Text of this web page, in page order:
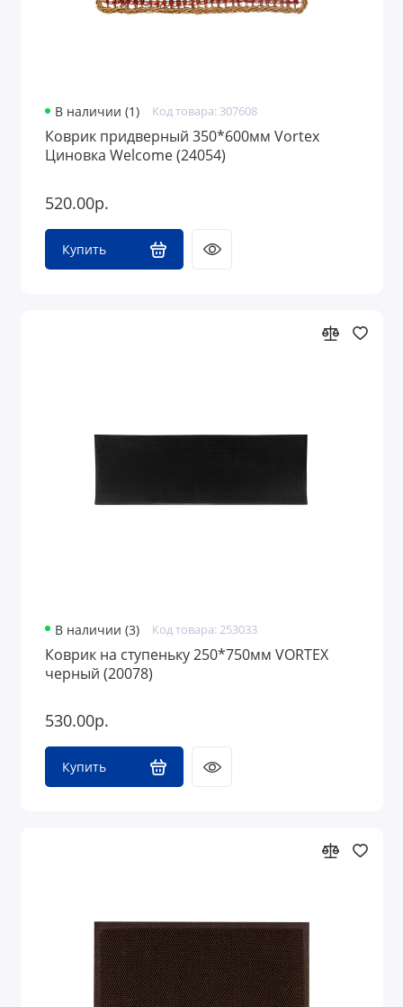
В наличии (1) Код товара: 307608
Коврик придверный 350*600мм Vortex
Циновка Welcome (24054)
520.00р.
Купить
В наличии (3) Код товара: 253033
Коврик на ступеньку 250*750мм VORTEX
черный (20078)
530.00р.
Купить